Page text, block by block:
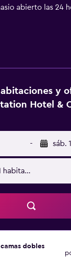
abierto las 24
Palace
con caja
baños están
gratuitos
las personas de
además de
larga distancia
Las habitaciones
plancha y cortinas
todos los
en este complejo
horas y piscina
y
Hotel &
- sáb.
habitación
dobles